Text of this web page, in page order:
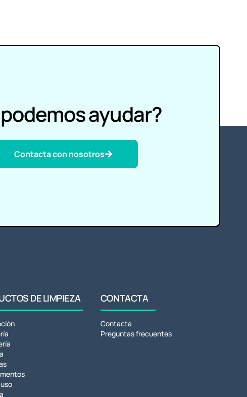
ayudar?
Contacta con nosotros
DE LIMPIEZA CONTACTA
Contacta
Preguntas frecuentes